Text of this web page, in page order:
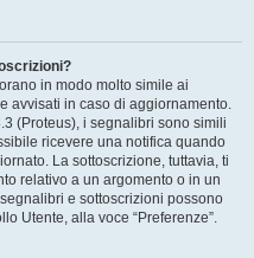
in modo molto simile ai
avvisati in caso di aggiornamento.
(Proteus), i segnalibri sono simili
ricevere una notifica quando
La sottoscrizione, tuttavia, ti
relativo a un argomento o in un
e sottoscrizioni possono
Utente, alla voce “Preferenze”.